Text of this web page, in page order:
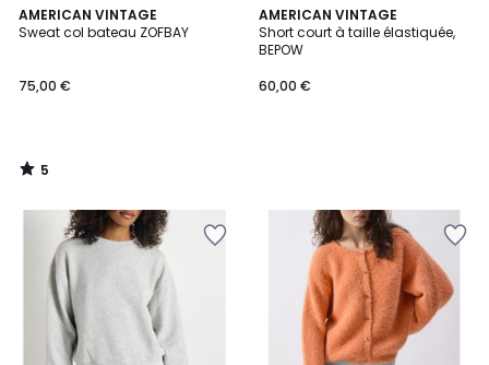
AMERICAN VINTAGE
Sweat col bateau ZOFBAY
75,00 €
5
/
5
/
AMERICAN VINTAGE
Short court à taille élastiquée,
BEPOW
60,00 €